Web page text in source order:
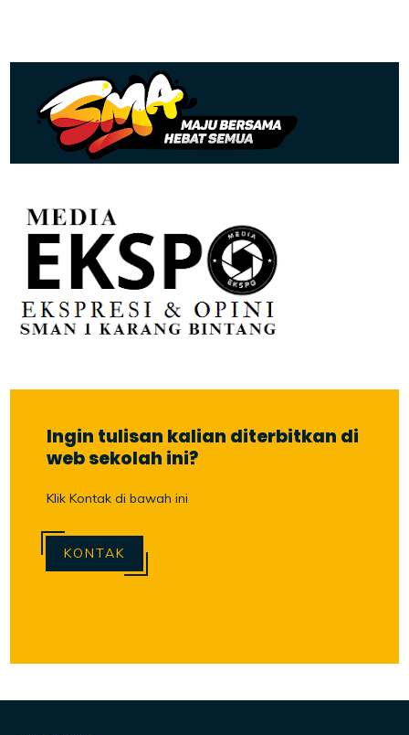
Ingin tulisan kalian diterbitkan di
web sekolah ini?
Klik Kontak di bawah ini
KONTAK